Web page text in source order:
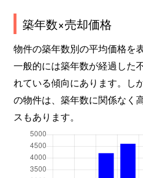
築年数×売却価格
物件の築年数別の平均価格を
一般的には築年数が経過した
れている傾向にあります。し
の物件は、築年数に関係なく
スもあります。